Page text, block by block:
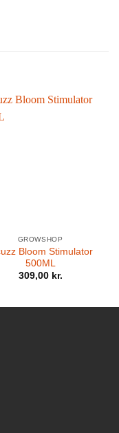
GROWSHOP
Bloom Stimulator
500ML
309,00 kr.